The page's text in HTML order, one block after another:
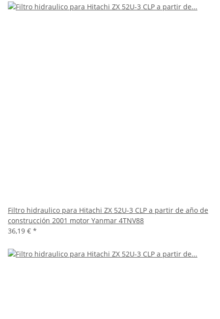
Filtro hidraulico para Hitachi ZX 52U-3 CLP a partir de año de
construcción 2001 motor Yanmar 4TNV88
36,19 € *